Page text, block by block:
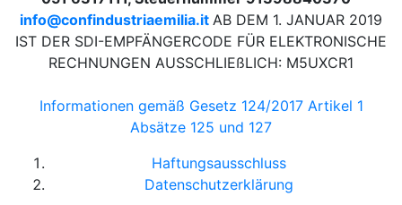
info@confindustriaemilia.it AB DEM 1. JANUAR 2019
IST DER SDI-EMPFÄNGERCODE FÜR ELEKTRONISCHE
RECHNUNGEN AUSSCHLIEßLICH: M5UXCR1
Informationen gemäß Gesetz 124/2017 Artikel 1
Absätze 125 und 127
Haftungsausschluss
Datenschutzerklärung